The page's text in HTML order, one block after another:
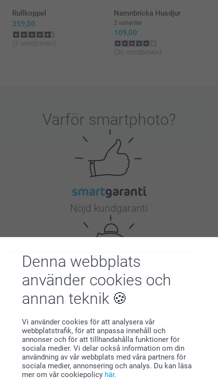
Denna webbplats
använder cookies och
annan teknik
Vi använder cookies för att analysera vår
webbplatstrafik, för att anpassa innehåll och
annonser och för att tillhandahålla funktioner för
sociala medier. Vi delar också information om din
användning av vår webbplats med våra partners för
sociala medier, annonsering och analys. Du kan läsa
mer om vår cookiepolicy här.
Rullkoppel
359,00
(2 omdömen)
Namnbricka Husdjur
2 varianter
109,00
(36 omdömen)
Varför smartphoto?
Nöjd kundgaranti
Bonus på alla dina köp